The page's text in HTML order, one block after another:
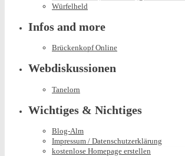
Würfelheld
Infos and more
Brückenkopf Online
Webdiskussionen
Tanelorn
Wichtiges & Nichtiges
Blog-Alm
Impressum / Datenschutzerklärung
kostenlose Homepage erstellen